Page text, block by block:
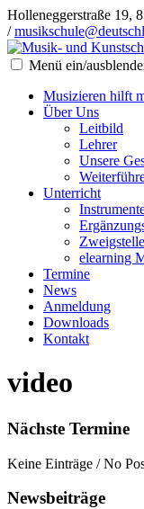
Holleneggerstraße 19,
/
Menü ein/
Musizieren hilft
Über Uns
Leitbild
Lehrer
Unsere
Unterricht
elearning
Termine
News
Anmeldung
Downloads
Kontakt
video
Nächste Termine
Keine Einträge / No
Newsbeiträge